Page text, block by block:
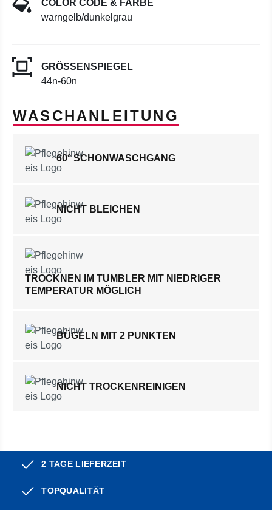
COLOR CODE & FARBE
warngelb/dunkelgrau
GRÖSSENSPIEGEL
44n-60n
WASCHANLEITUNG
60° SCHONWASCHGANG
NICHT BLEICHEN
TROCKNEN IM TUMBLER MIT NIEDRIGER
TEMPERATUR MÖGLICH
BÜGELN MIT 2 PUNKTEN
NICHT TROCKENREINIGEN
2 TAGE LIEFERZEIT
TOPQUALITÄT